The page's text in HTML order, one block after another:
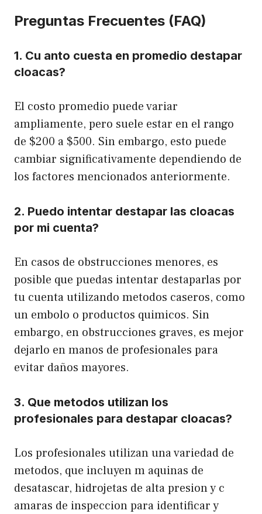
Preguntas Frecuentes (FAQ)
1. Cu anto cuesta en promedio destapar
cloacas?
El costo promedio puede variar
ampliamente, pero suele estar en el rango
de $200 a $500. Sin embargo, esto puede
cambiar significativamente dependiendo de
los factores mencionados anteriormente.
2. Puedo intentar destapar las cloacas
por mi cuenta?
En casos de obstrucciones menores, es
posible que puedas intentar destaparlas por
tu cuenta utilizando metodos caseros, como
un embolo o productos quimicos. Sin
embargo, en obstrucciones graves, es mejor
dejarlo en manos de profesionales para
evitar daños mayores.
3. Que metodos utilizan los
profesionales para destapar cloacas?
Los profesionales utilizan una variedad de
metodos, que incluyen m aquinas de
desatascar, hidrojetas de alta presion y c
amaras de inspeccion para identificar y